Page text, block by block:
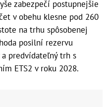
zabezpečí postupnejšie
v obehu klesne pod 260
na trhu spôsobenej
posilní rezervu
predvídateľný trh s
ETS2 v roku 2028.